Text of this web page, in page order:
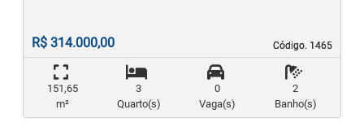
Código. 1465
Código. 1465
R$ 314.000,00
151,65
m²
3
Quarto(s)
0
Vaga(s)
2
Banho(s)